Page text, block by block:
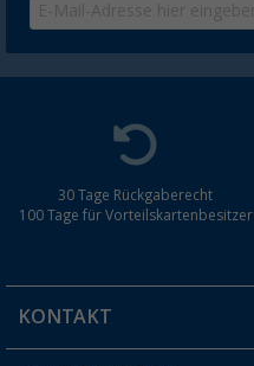
30 Tage Rückgaberecht
100 Tage für Vorteilskartenbesitzer
KONTAKT